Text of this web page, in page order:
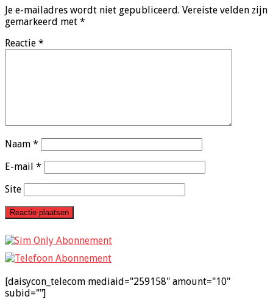
Je e-mailadres wordt niet gepubliceerd. Vereiste velden zijn
gemarkeerd met *
Reactie *
Naam *
E-mail *
Site
[daisycon_telecom mediaid="259158" amount="10"
subid=""]